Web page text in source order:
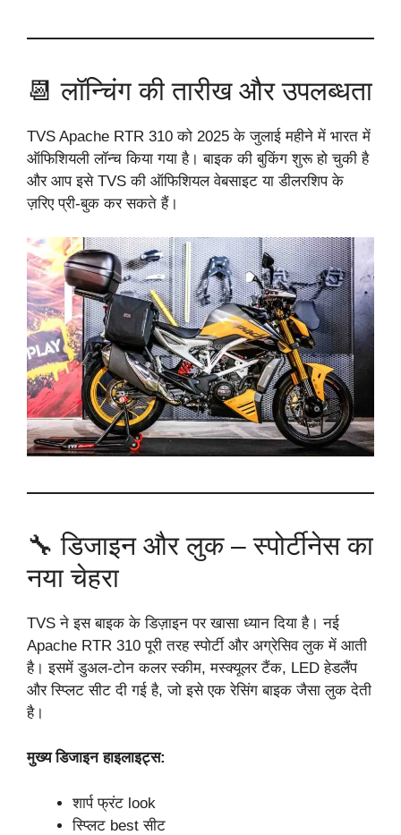
📆 लॉन्चिंग की तारीख और उपलब्धता
TVS Apache RTR 310 को 2025 के जुलाई महीने में भारत में
ऑफिशियली लॉन्च किया गया है। बाइक की बुकिंग शुरू हो चुकी है
और आप इसे TVS की ऑफिशियल वेबसाइट या डीलरशिप के
ज़रिए प्री-बुक कर सकते हैं।
🔧 डिजाइन और लुक – स्पोर्टीनेस का
नया चेहरा
TVS ने इस बाइक के डिज़ाइन पर खासा ध्यान दिया है। नई
Apache RTR 310 पूरी तरह स्पोर्टी और अग्रेसिव लुक में आती
है। इसमें डुअल-टोन कलर स्कीम, मस्क्यूलर टैंक, LED हेडलैंप
और स्प्लिट सीट दी गई है, जो इसे एक रेसिंग बाइक जैसा लुक देती
है।
मुख्य डिजाइन हाइलाइट्स:
शार्प फ्रंट look
स्प्लिट best सीट